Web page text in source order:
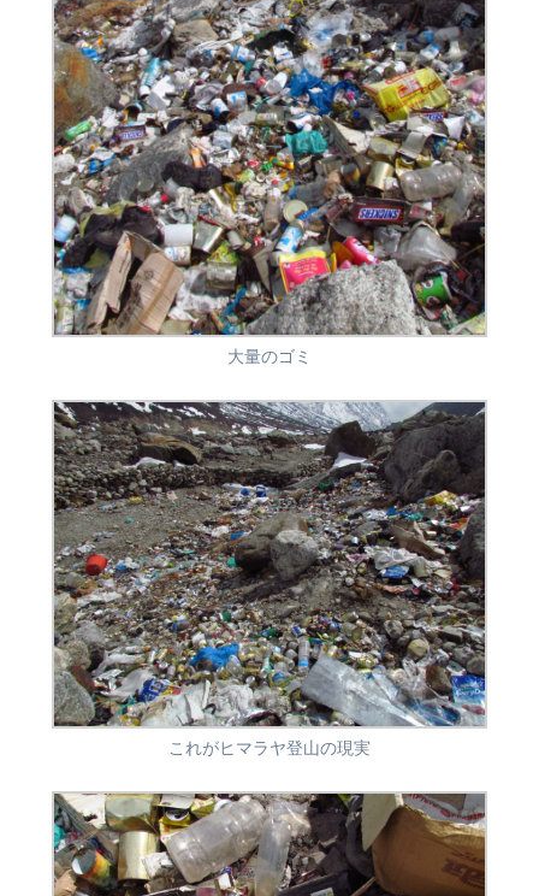
大量のゴミ
これがヒマラヤ登山の現実